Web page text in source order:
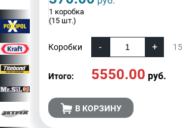
1 коробка
(15 шт.)
Коробки 15
Итого: 5550.00 руб.
В КОРЗИНУ